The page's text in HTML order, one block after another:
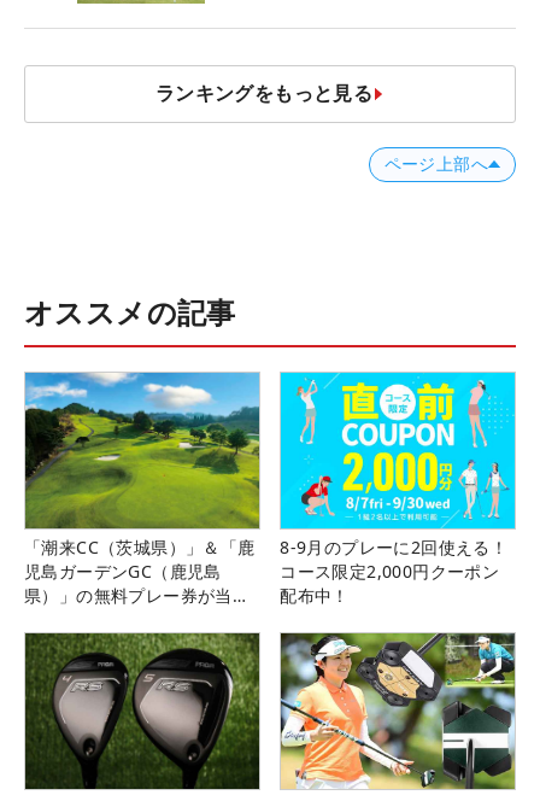
ランキングをもっと見る
ページ上部へ
オススメの記事
「潮来CC（茨城県）」＆「鹿
児島ガーデンGC（鹿児島
県）」の無料プレー券が当た
8-9月のプレーに2回使える！
コース限定2,000円クーポン
配布中！